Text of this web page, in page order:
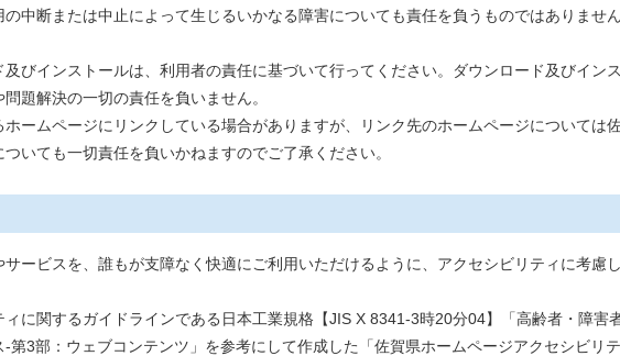
中断または中止によって生じるいかなる障害についても責任を負うものではありませ
びインストールは、利用者の責任に基づいて行ってください。ダウンロード及びイン
題解決の一切の責任を負いません。
ームページにリンクしている場合がありますが、リンク先のホームページについては
いても一切責任を負いかねますのでご了承ください。
ービスを、誰もが支障なく快適にご利用いただけるように、アクセシビリティに考慮
に関するガイドラインである日本工業規格【JIS X 8341-3時20分04】「高齢者・障害
3部：ウェブコンテンツ」を参考にして作成した「佐賀県ホームページアクセシビリ